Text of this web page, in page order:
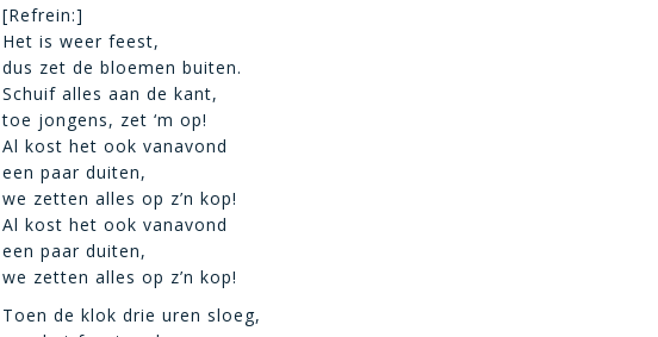
[Refrein:]
Het is weer feest,
dus zet de bloemen buiten.
Schuif alles aan de kant,
toe jongens, zet ‘m op!
Al kost het ook vanavond
een paar duiten,
we zetten alles op z’n kop!
Al kost het ook vanavond
een paar duiten,
we zetten alles op z’n kop!
Toen de klok drie uren sloeg,